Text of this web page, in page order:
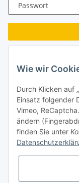
Passwort
Neu hier?Jetzt
Turboloch GmbH
Almenweg 27
67256
E-Mail:
Wie wir
Durch Klicken auf
Einsatz folgender
Vimeo,
ändern
finden Sie unter